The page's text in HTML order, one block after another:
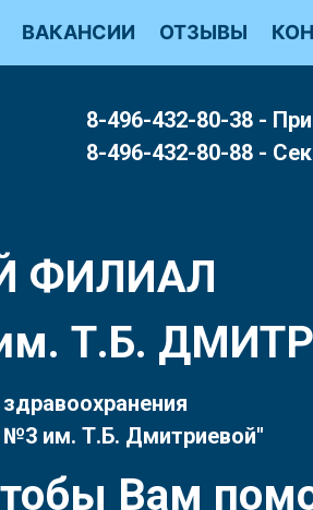
ВАКАНСИИ ОТЗЫВЫ
8-496-432-80-38 -
8-496-432-80-88 -
ФИЛИАЛ
Т.Б.
№3 им. Т.Б. Дмитриевой"
Вам